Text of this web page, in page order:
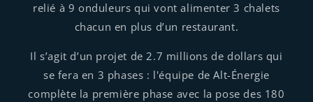
relié à 9 onduleurs qui vont alimenter 3 chalets
chacun en plus d’un restaurant.
Il s’agit d’un projet de 2.7 millions de dollars qui
se fera en 3 phases : l'équipe de Alt-Énergie
complète la première phase avec la pose des 180